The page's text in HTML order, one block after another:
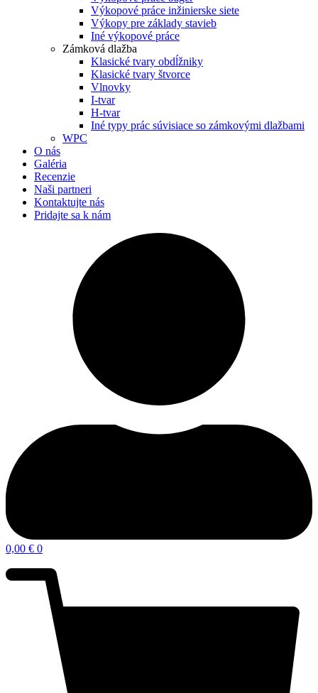
Výkopové práce inžinierske siete
Výkopy pre základy stavieb
Iné výkopové práce
Zámková dlažba
Klasické tvary obdĺžniky
Klasické tvary štvorce
Vlnovky
I-tvar
H-tvar
Iné typy prác súvisiace so zámkovými dlažbami
WPC
O nás
Galéria
Recenzie
Naši partneri
Kontaktujte nás
Pridajte sa k nám
0,00 € 0